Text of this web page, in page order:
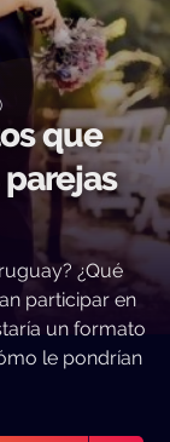
que
¿Qué
participar en
un formato
le pondrían